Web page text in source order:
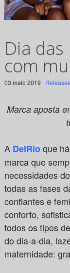
Dia das
com
03 maio 2019 · Releases
Marca aposta
A DelRioque
marca que
necessidades
todas as fases
confiantes e
conforto,
todos os tipos
do dia-a-dia,
maternidade: